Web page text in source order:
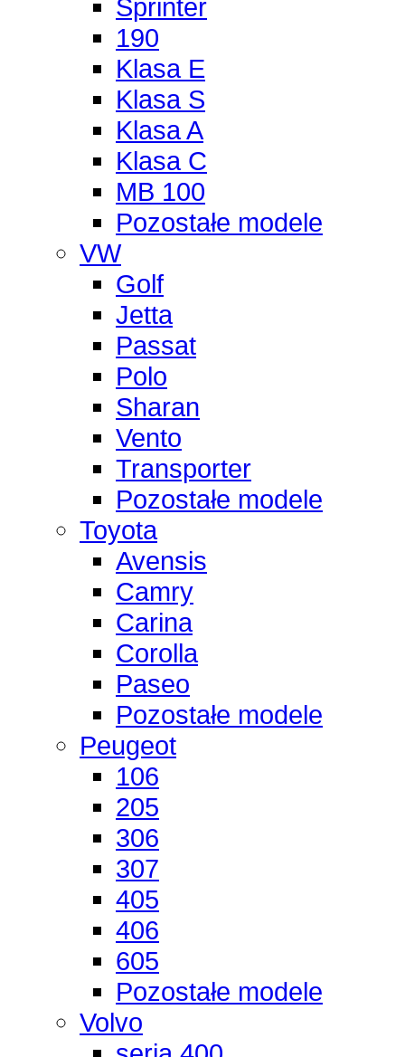
Sprinter
190
Klasa E
Klasa S
Klasa A
Klasa C
MB 100
Pozostałe modele
VW
Golf
Jetta
Passat
Polo
Sharan
Vento
Transporter
Pozostałe modele
Toyota
Avensis
Camry
Carina
Corolla
Paseo
Pozostałe modele
Peugeot
106
205
306
307
405
406
605
Pozostałe modele
Volvo